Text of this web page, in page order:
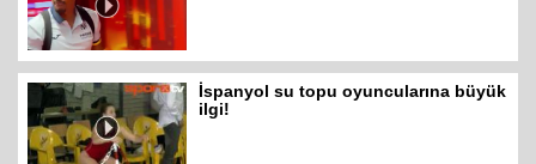
İspanyol su topu oyuncularına büyük
ilgi!